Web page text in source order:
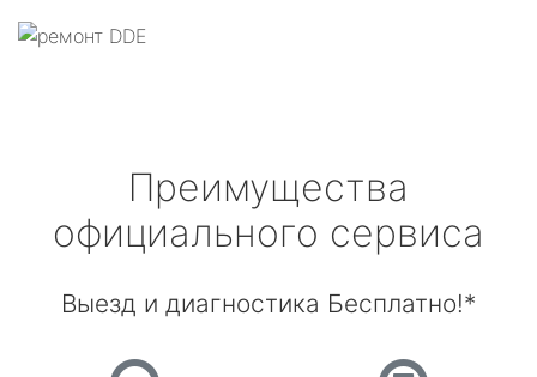
Преимущества
официального сервиса
Выезд и диагностика Бесплатно!*